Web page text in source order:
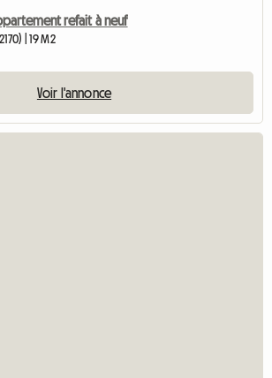
refait à neuf
| 19 M2
Voir l'annonce